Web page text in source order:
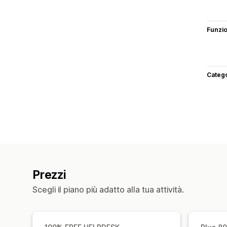
Prezzi
Scegli il piano più adatto alla tua attività.